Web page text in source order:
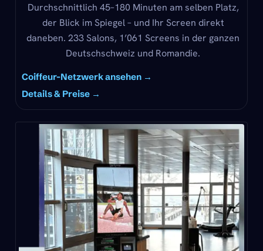
Durchschnittlich 45–180 Minuten am selben Platz,
der Blick im Spiegel – und Ihr Screen direkt
daneben. 233 Salons, 1’061 Screens in der ganzen
Deutschschweiz und Romandie.
Coiffeur-Netzwerk ansehen →
Details & Preise →